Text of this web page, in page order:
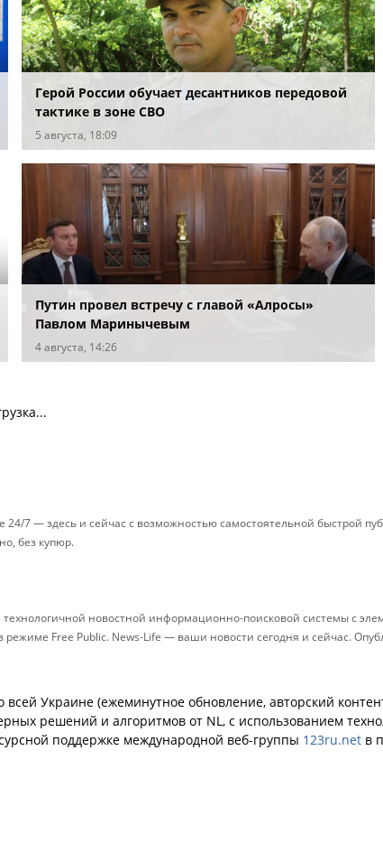
Герой России обучает десантников передовой
тактике в зоне СВО
5 августа, 18:09
Путин провел встречу с главой «Алросы»
Павлом Маринычевым
4 августа, 14:26
7 — здесь и сейчас с возможностью самостоятельной быстрой
без купюр.
новостной информационно-поисковой системы с
Free Public. News-Life — ваши новости сегодня и сейчас.
Украине (ежеминутное обновление, авторский
решений и алгоритмов от NL, с использованием
поддержке международной веб-группы 123ru.net в